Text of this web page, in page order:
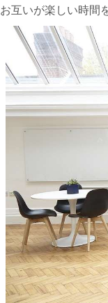
お互いが楽しい時間